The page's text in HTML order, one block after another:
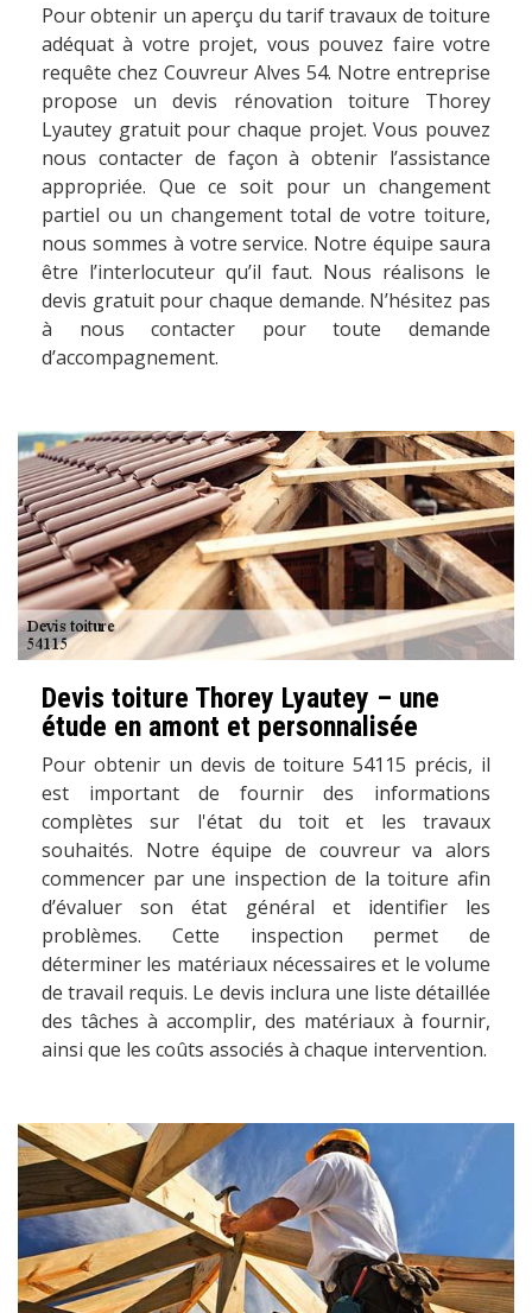
Pour obtenir un aperçu du tarif travaux de toiture
adéquat à votre projet, vous pouvez faire votre
requête chez Couvreur Alves 54. Notre entreprise
propose un devis rénovation toiture Thorey
Lyautey gratuit pour chaque projet. Vous pouvez
nous contacter de façon à obtenir l’assistance
appropriée. Que ce soit pour un changement
partiel ou un changement total de votre toiture,
nous sommes à votre service. Notre équipe saura
être l’interlocuteur qu’il faut. Nous réalisons le
devis gratuit pour chaque demande. N’hésitez pas
à nous contacter pour toute demande
d’accompagnement.
Devis toiture Thorey Lyautey – une
étude en amont et personnalisée
Pour obtenir un devis de toiture 54115 précis, il
est important de fournir des informations
complètes sur l'état du toit et les travaux
souhaités. Notre équipe de couvreur va alors
commencer par une inspection de la toiture afin
d’évaluer son état général et identifier les
problèmes. Cette inspection permet de
déterminer les matériaux nécessaires et le volume
de travail requis. Le devis inclura une liste détaillée
des tâches à accomplir, des matériaux à fournir,
ainsi que les coûts associés à chaque intervention.